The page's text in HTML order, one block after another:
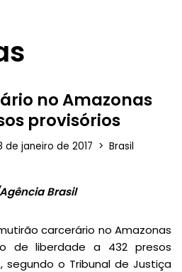
no Amazonas
provisórios
de janeiro de 2017 Brasil
Brasil
carcerário no Amazonas
de liberdade a 432 presos
segundo o Tribunal de Justiça